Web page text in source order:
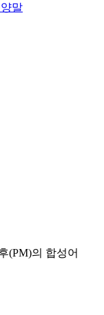
말
(PM)의 합성어